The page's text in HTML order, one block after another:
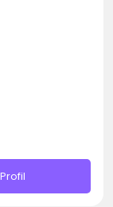
Profil